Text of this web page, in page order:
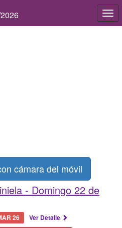
cámara del móvil
- Domingo 22 de
26 Ver Detalle